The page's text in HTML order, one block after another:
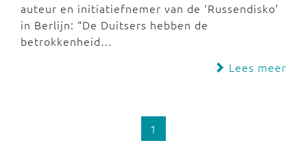
auteur en initiatiefnemer van de ‘Russendisko’
in Berlijn: “De Duitsers hebben de
betrokkenheid…
Lees meer
1